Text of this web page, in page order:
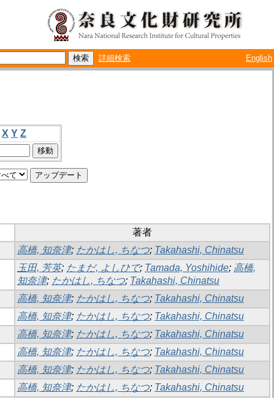
詳細検索 English
X Y Z
著者
高橋, 知奈津; たかはし, ちなつ; Takahashi, Chinatsu
玉田, 芳英; たまだ, よしひで; Tamada, Yoshihide; 高橋,
知奈津; たかはし, ちなつ; Takahashi, Chinatsu
高橋, 知奈津; たかはし, ちなつ; Takahashi, Chinatsu
高橋, 知奈津; たかはし, ちなつ; Takahashi, Chinatsu
高橋, 知奈津; たかはし, ちなつ; Takahashi, Chinatsu
高橋, 知奈津; たかはし, ちなつ; Takahashi, Chinatsu
高橋, 知奈津; たかはし, ちなつ; Takahashi, Chinatsu
高橋, 知奈津; たかはし, ちなつ; Takahashi, Chinatsu